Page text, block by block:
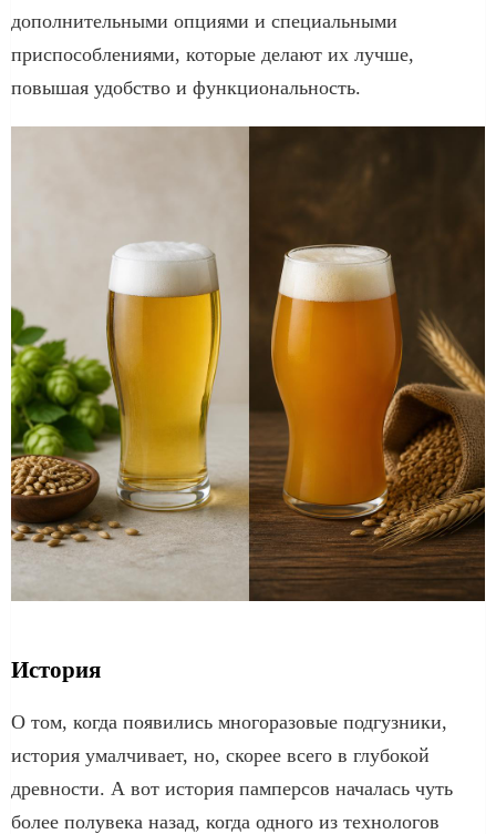
дополнительными опциями и специальными
приспособлениями, которые делают их лучше,
повышая удобство и функциональность.
История
О том, когда появились многоразовые подгузники,
история умалчивает, но, скорее всего в глубокой
древности. А вот история памперсов началась чуть
более полувека назад, когда одного из технологов